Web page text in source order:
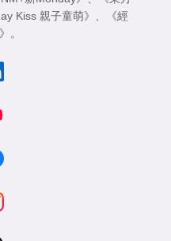
Kiss 親子童萌》 、
《經
。